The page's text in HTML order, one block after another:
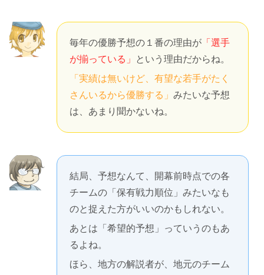
毎年の優勝予想の１番の理由が 「選手
が揃っている」
という理由だからね。
「実績は無いけど、有望な若手がたく
さんいるから優勝する」 みたいな予想
は、あまり聞かないね。
結局、予想なんて、開幕前時点での各
チームの「保有戦力順位」みたいなも
のと捉えた方がいいのかもしれない。
あとは「希望的予想」っていうのもあ
るよね。
ほら、地方の解説者が、地元のチーム